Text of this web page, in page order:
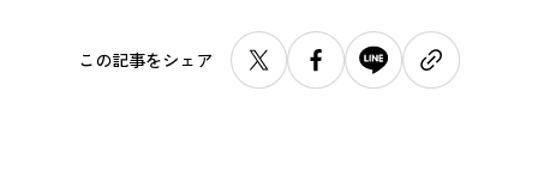
この記事をシェア